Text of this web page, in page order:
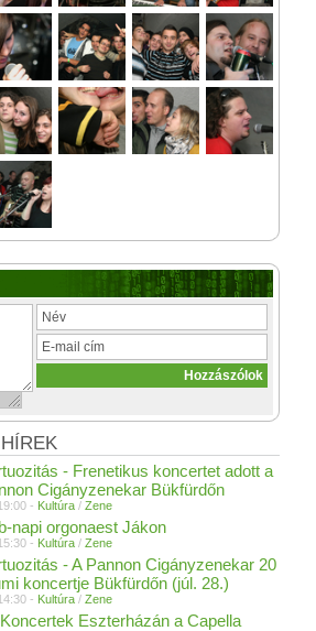
- Frenetikus koncertet adott a
Cigányzenekar Bükfürdőn
- Kultúra / Zene
napi orgonaest Jákon
- Kultúra / Zene
- A Pannon Cigányzenekar 20
koncertje Bükfürdőn (júl. 28.)
- Kultúra / Zene
Eszterházán a Capella